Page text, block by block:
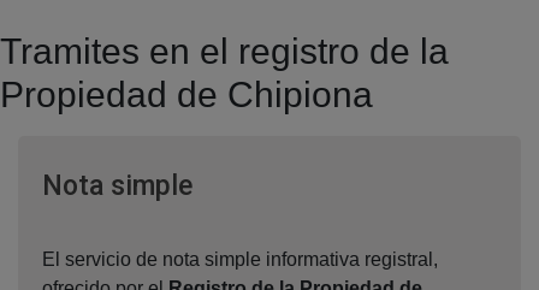
Tramites en el registro de la
Propiedad de Chipiona
Nota simpleVentana nueva
El servicio de nota simple informativa registral,